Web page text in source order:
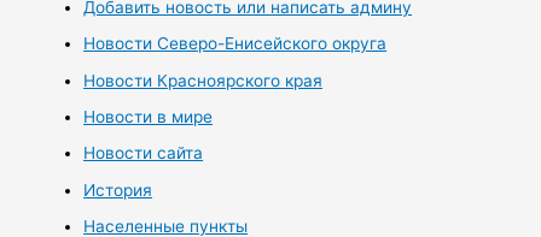
Добавить новость или написать админу
Новости Северо-Енисейского округа
Новости Красноярского края
Новости в мире
Новости сайта
История
Населенные пункты